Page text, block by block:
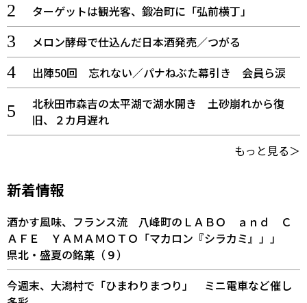
ターゲットは観光客、鍛冶町に「弘前横丁」
メロン酵母で仕込んだ日本酒発売／つがる
出陣50回 忘れない／パナねぶた幕引き 会員ら涙
北秋田市森吉の太平湖で湖水開き 土砂崩れから復
旧、２カ月遅れ
もっと見る＞
新着情報
酒かす風味、フランス流 八峰町のＬＡＢＯ ａｎｄ Ｃ
ＡＦＥ ＹＡＭＡＭＯＴＯ「マカロン『シラカミ』」」
県北・盛夏の銘菓（９）
今週末、大潟村で「ひまわりまつり」 ミニ電車など催し